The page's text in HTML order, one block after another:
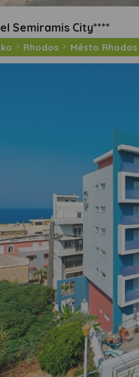
Semiramis City****
> Rhodos > Město Rhodos